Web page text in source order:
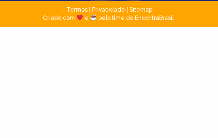
Termos| Privacidade
Sitemap
Criado com
e pelo time do EncontraBrasil